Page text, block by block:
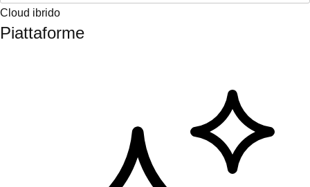
Cloud ibrido
Piattaforme